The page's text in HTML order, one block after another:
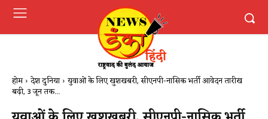
होम देश दुनिया युवाओं के लिए खुशखबरी, सीएनपी-नासिक भर्ती आवेदन तारीख
बढ़ी, 3 जून तक...